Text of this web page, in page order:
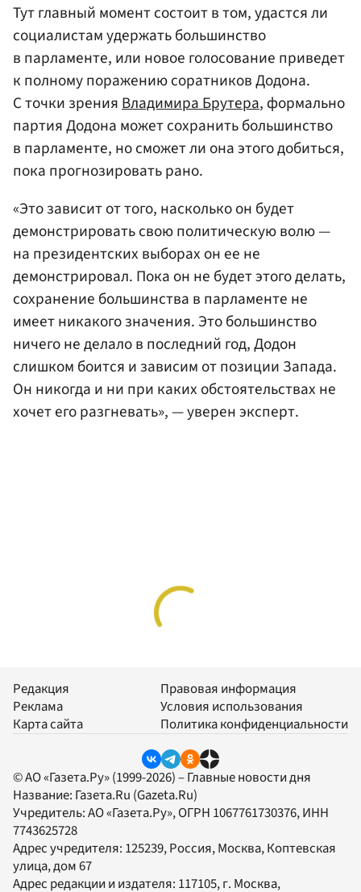
Тут главный момент состоит в том, удастся ли
социалистам удержать большинство
в парламенте, или новое голосование приведет
к полному поражению соратников Додона.
С точки зренияВладимира Брутера, формально
партия Додона может сохранить большинство
в парламенте, но сможет ли она этого добиться,
пока прогнозировать рано.
«Это зависит от того, насколько он будет
демонстрировать свою политическую волю —
на президентских выборах он ее не
демонстрировал. Пока он не будет этого делать,
сохранение большинства в парламенте не
имеет никакого значения. Это большинство
ничего не делало в последний год, Додон
слишком боится и зависим от позиции Запада.
Он никогда и ни при каких обстоятельствах не
хочет его разгневать», — уверен эксперт.
Редакция
Реклама
Карта сайта
Правовая информация
Условия использования
Политика конфиденциальности
© АО «Газета.Ру» (1999-2026) – Главные новости дня
Название: Газета.Ru (Gazeta.Ru)
Учредитель:АО «Газета.Ру», ОГРН 1067761730376, ИНН
7743625728
Адрес учредителя: 125239, Россия, Москва, Коптевская
улица, дом 67
Адрес редакции и издателя: 117105, г. Москва,